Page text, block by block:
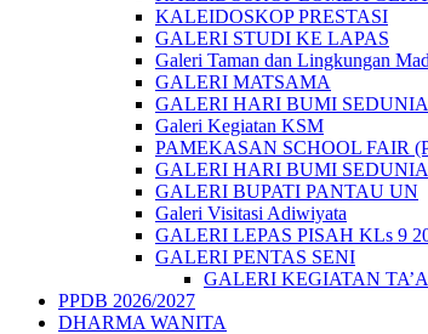
KALEIDOSKOP PRESTASI
GALERI STUDI KE LAPAS
Galeri Taman dan Lingkungan
GALERI MATSAMA
GALERI HARI BUMI SEDUNIA
Galeri Kegiatan KSM
PAMEKASAN SCHOOL FAIR
GALERI HARI BUMI
GALERI BUPATI PANTAU UN
Galeri Visitasi Adiwiyata
GALERI LEPAS PISAH KLs 9
GALERI PENTAS SENI
GALERI KEGIATAN
PPDB 2026/2027
DHARMA WANITA